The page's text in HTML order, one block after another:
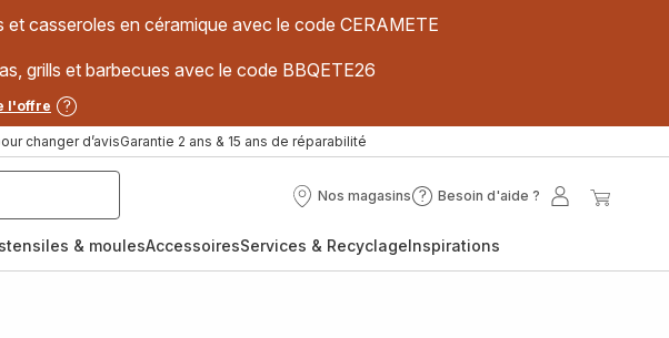
casseroles en céramique avec le code CERAMETE
grills et barbecues avec le code BBQETE26
l'offre
changer d’avisGarantie 2 ans & 15 ans de réparabilité
Nos magasins
Nos
Besoin d'aide ?
Besoin
?
Mon
& moulesAccessoiresServices & RecyclageInspirations